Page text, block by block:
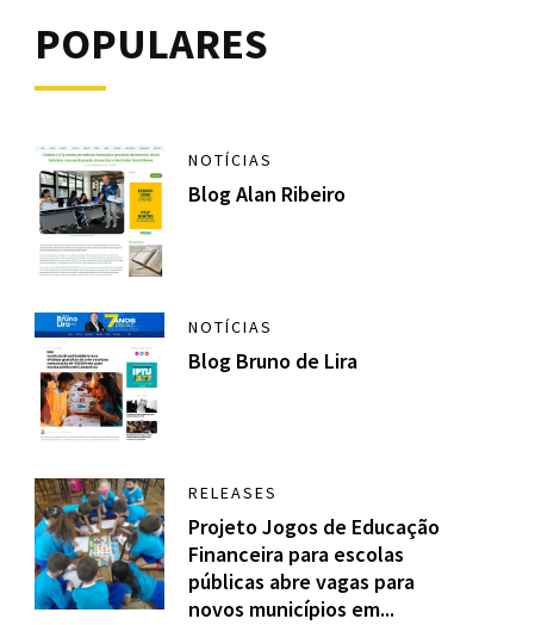
POPULARES
NOTÍCIAS
Blog Alan Ribeiro
NOTÍCIAS
Blog Bruno de Lira
RELEASES
Projeto Jogos de Educação
Financeira para escolas
públicas abre vagas para
novos municípios em...